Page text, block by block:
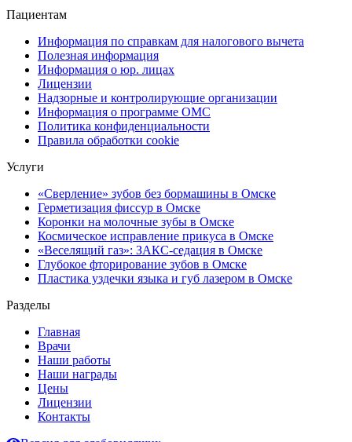
Пациентам
Информация по справкам для налогового вычета
Полезная информация
Информация о юр. лицах
Лицензии
Надзорные и контролирующие организации
Информация о программе ОМС
Политика конфиденциальности
Правила обработки cookie
Услуги
«Сверление» зубов без бормашины в Омске
Герметизация фиссур в Омске
Коронки на молочные зубы в Омске
Космическое исправление прикуса в Омске
«Веселящий газ»: ЗАКС-седация в Омске
Глубокое фторирование зубов в Омске
Пластика уздечки языка и губ лазером в Омске
Разделы
Главная
Врачи
Наши работы
Наши награды
Цены
Лицензии
Контакты